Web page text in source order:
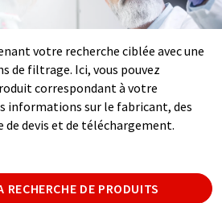
votre recherche ciblée avec une
de filtrage. Ici, vous pouvez
correspondant à votre
informations sur le fabricant, des
de devis et de téléchargement.
RECHERCHE DE PRODUITS